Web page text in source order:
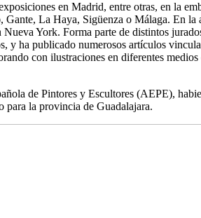
en Madrid, entre otras, en la
Gante, La Haya, Sigüenza o Málaga. En la
York. Forma parte de distintos
y ha publicado numerosos artículos
con ilustraciones en diferentes medios
de Pintores y Escultores (AEPE),
para la provincia de Guadalajara.